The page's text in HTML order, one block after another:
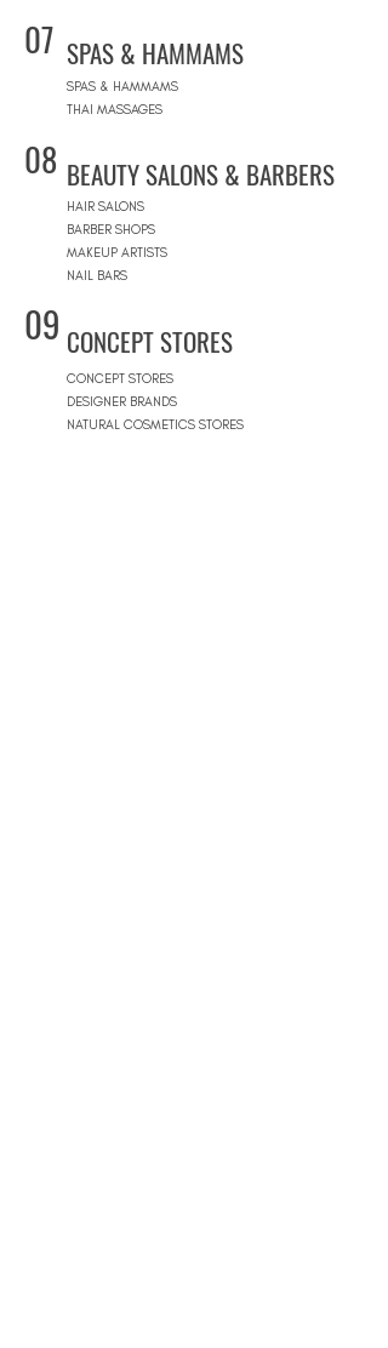
07 SPAS & HAMMAMS
SPAS & HAMMAMS
THAI MASSAGES
08 BEAUTY SALONS & BARBERS
HAIR SALONS
BARBER SHOPS
MAKEUP ARTISTS
NAIL BARS
09 CONCEPT STORES
CONCEPT STORES
DESIGNER BRANDS
NATURAL COSMETICS STORES